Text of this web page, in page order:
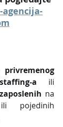
a
  ili
na
pojedinih